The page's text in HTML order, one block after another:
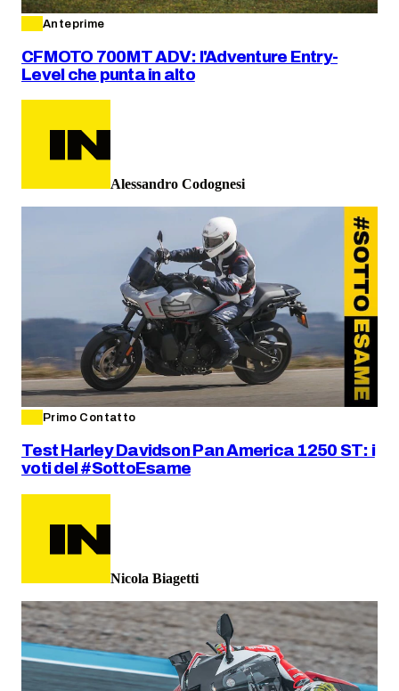
Anteprime
CFMOTO 700MT ADV: l'Adventure Entry-
Level che punta in alto
Alessandro Codognesi
Primo Contatto
Test Harley Davidson Pan America 1250 ST: i
voti del #SottoEsame
Nicola Biagetti